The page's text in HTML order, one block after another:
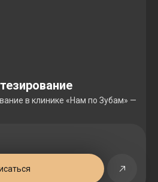
в клинике «Нам по Зубам» —